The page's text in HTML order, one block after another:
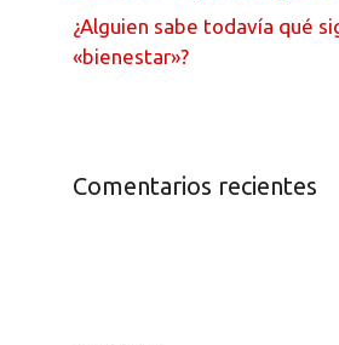
¿Alguien sabe todavía qué
«bienestar»?
Comentarios recientes